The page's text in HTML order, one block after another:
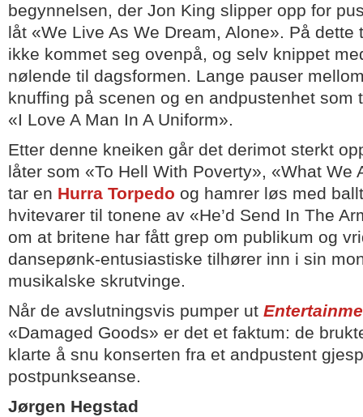
begynnelsen, der Jon King slipper opp for
låt «We Live As We Dream, Alone». På dette
ikke kommet seg ovenpå, og selv knippet
nølende til dagsformen. Lange pauser
knuffing på scenen og en andpustenhet som
«I Love A Man In A Uniform».
Etter denne kneiken går det derimot sterkt
låter som «To Hell With Poverty», «What We
tar en Hurra Torpedo og hamrer løs med
hvitevarer til tonene av «He’d Send In The
om at britene har fått grep om publikum og
dansepønk-entusiastiske tilhører inn i sin
musikalske skrutvinge.
Når de avslutningsvis pumper ut
«Damaged Goods» er det et faktum: de
klarte å snu konserten fra et andpustent
postpunkseanse.
Jørgen Hegstad